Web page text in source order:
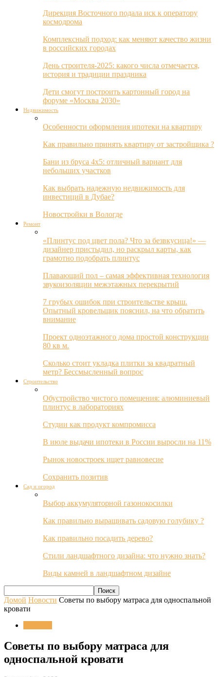
Дирекция Восточного подала иск к оператору
космодрома
Комплексный подход: как меняют качество жизни
в российских городах
День строителя-2025: какого числа отмечается,
история и традиции праздника
Дети смогут построить картонный город на
форуме «Москва 2030»
Недвижимость
Особенности оформления ипотеки на квартиру
Как правильно принять квартиру от застройщика ?
Бани из бруса 4х5: отличный вариант для
небольших участков
Как выбрать надежную недвижимость для
инвестиций в Дубае?
Новостройки в Вологде
Ремонт
«Плинтус под цвет пола? Что за безвкусица!» —
дизайнер пристыдил, но раскрыл карты, как
грамотно подобрать плинтус
Плавающий пол – самая эффективная технология
звукоизоляции межэтажных перекрытий
7 грубых ошибок при строительстве крыш.
Опытный кровельщик пояснил, на что обратить
внимание
Проект одноэтажного дома простой конструкции
80 кв м.
Сколько стоит укладка плитки за квадратный
метр? Бессмысленный вопрос
Строительство
Обустройство чистого помещения: алюминиевый
плинтус в лабораториях
Студии как продукт компромисса
В июле выдачи ипотеки в России выросли на 11%
Рынок новостроек ищет равновесие
Сохранить позитив
Сад и огород
Выбор аккумуляторной газонокосилки
Как правильно выращивать садовую голубику ?
Как правильно посадить дерево?
Стили ландшафтного дизайна: что нужно знать?
Виды камней в ландшафтном дизайне
Домой Новости Советы по выбору матраса для односпальной
кровати
Советы по выбору матраса для
односпальной кровати